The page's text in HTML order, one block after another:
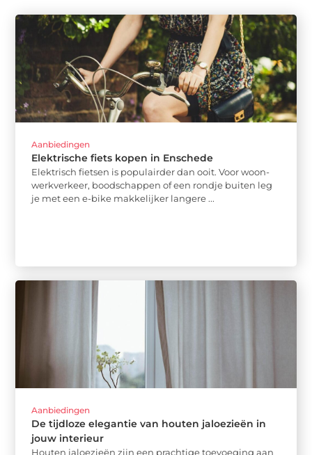
Aanbiedingen
Elektrische fiets kopen in Enschede
Elektrisch fietsen is populairder dan ooit. Voor woon-
werkverkeer, boodschappen of een rondje buiten leg
je met een e-bike makkelijker langere ...
Aanbiedingen
De tijdloze elegantie van houten jaloezieën in
jouw interieur
Houten jaloezieën zijn een prachtige toevoeging aan